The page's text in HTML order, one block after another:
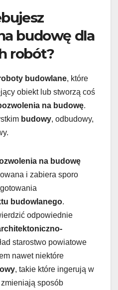
budowę dla
robót?
budowlane, które
obiekt lub stworzą coś
na budowę.
budowy, odbudowy,
na budowę
i zabiera sporo
budowlanego.
odpowiednie
starostwo powiatowe
nawet niektóre
, takie które ingerują w
sposób